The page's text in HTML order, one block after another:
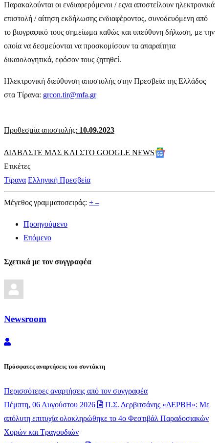
Παρακαλούνται οι ενδιαφερόμενοι / εςνα αποστείλουν ηλεκτρονικά
επιστολή / αίτηση εκδήλωσης ενδιαφέροντος, συνοδευόμενη από
το βιογραφικό τους σημείωμα καθώς και υπεύθυνη δήλωση, με την
οποία να δεσμεύονται να προσκομίσουν τα απαραίτητα
δικαιολογητικά, εφόσον τους ζητηθεί.
Ηλεκτρονική διεύθυνση αποστολής στην Πρεσβεία της Ελλάδος
στα Τίρανα: grcon.tir@mfa.gr
Προθεσμία αποστολής: 10.09.2023
ΔΙΑΒΑΣΤΕ ΜΑΣ ΚΑΙ ΣΤΟ GOOGLE NEWS
Ετικέτες
Τίρανα Ελληνική Πρεσβεία
Μέγεθος γραμματοσειράς: + –
Προηγούμενο
Επόμενο
Σχετικά με τον συγγραφέα
Newsroom
Newsroom
Πρόσφατες αναρτήσεις του συντάκτη
Περισσότερες αναρτήσεις από τον συγγραφέα
Πέμπτη, 06 Αυγούστου 2026
Π.Σ. Δερβιτσάνης «ΔΕΡΒΗ»: Με
απόλυτη επιτυχία ολοκληρώθηκε το 4ο Φεστιβάλ Παραδοσιακών
Χορών και Τραγουδιών